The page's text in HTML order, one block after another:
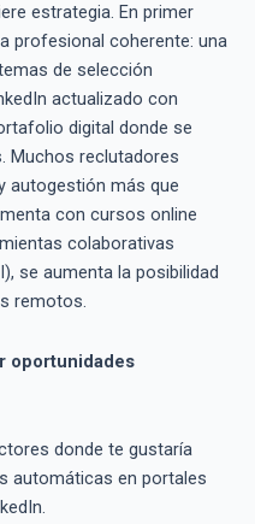
estrategia. En primer
profesional coherente: una
de selección
actualizado con
digital donde se
Muchos reclutadores
autogestión más que
con cursos online
colaborativas
se aumenta la posibilidad
remotos.
oportunidades
donde te gustaría
automáticas en portales